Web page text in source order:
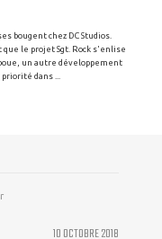
bougent chez DC Studios.
que le projet Sgt. Rock s'enlise
un autre développement
dans ...
10 OCTOBRE 2018